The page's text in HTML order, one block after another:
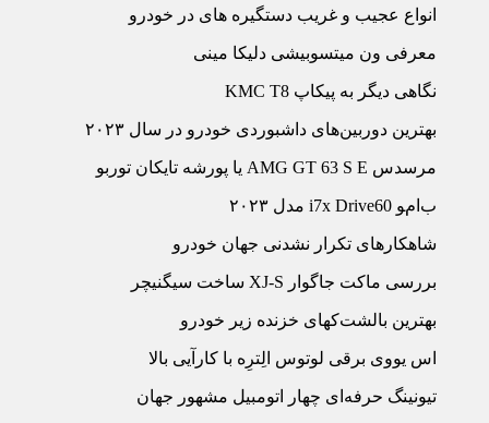
انواع عجیب و غریب دستگیره های در خودرو
معرفی ون میتسوبیشی دلیکا مینی
نگاهی دیگر به پیکاپ KMC T8
بهترین دوربین‏‌های داشبوردی خودرو در سال ۲۰۲۳
مرسدس AMG GT 63 S E یا پورشه تایکان توربو
ب‏‌ام‏‌‍و i7x Drive60 مدل ۲۰۲۳
شاهکارهای تکرار نشدنی جهان خودرو
بررسی ماکت جاگوار XJ-S ساخت سیگنیچر
بهترین بالشت‌ک‏های خزنده زیر خودرو
اس یووی برقی لوتوس الِترِه با کارآیی بالا
تیونینگ حرفه‌‏ای چهار اتومبیل مشهور جهان